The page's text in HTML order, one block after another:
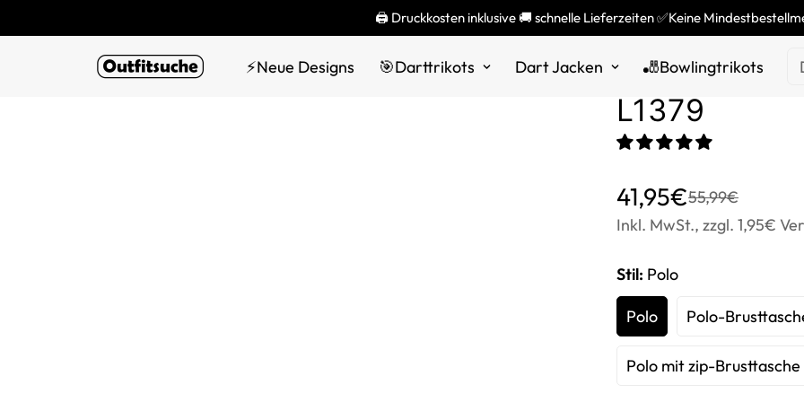
🖨 Druckkosten inklusive 🚚 schnelle Lieferzeiten ✅Keine
⚡Neue Designs 🎯Darttrikots Dart Jacken 🎳Bowlingtrikots
Türkis
L1379
Translation
missing:
41,95€
Translation
missing:
55,99€
Inkl. MwSt., zzgl. 1,95€
Stil: Polo
Polo Polo-
Polo mit zip-Brusttasche